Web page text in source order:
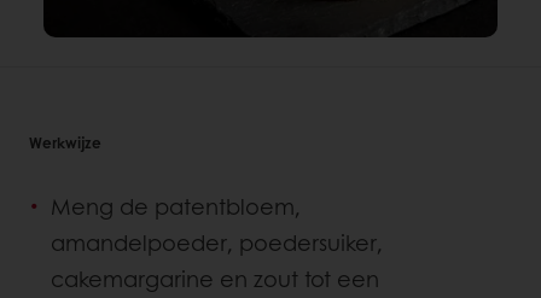
Werkwijze
Meng de patentbloem,
amandelpoeder, poedersuiker,
cakemargarine en zout tot een